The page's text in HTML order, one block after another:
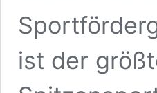
ist der